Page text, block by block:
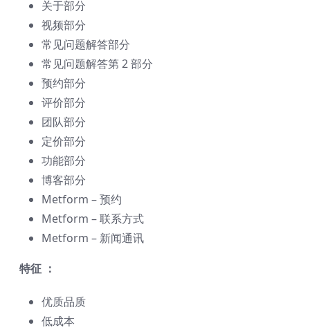
关于部分
视频部分
常见问题解答部分
常见问题解答第 2 部分
预约部分
评价部分
团队部分
定价部分
功能部分
博客部分
Metform – 预约
Metform – 联系方式
Metform – 新闻通讯
特征 ：
优质品质
低成本